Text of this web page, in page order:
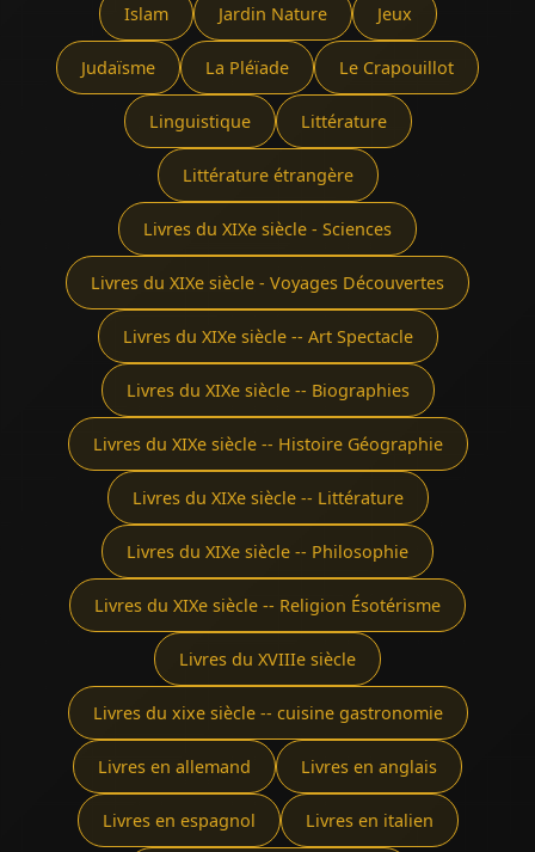
Islam Jardin Nature Jeux
Judaïsme La Pléïade Le Crapouillot
Linguistique Littérature
Littérature étrangère
Livres du XIXe siècle - Sciences
Livres du XIXe siècle - Voyages Découvertes
Livres du XIXe siècle -- Art Spectacle
Livres du XIXe siècle -- Biographies
Livres du XIXe siècle -- Histoire Géographie
Livres du XIXe siècle -- Littérature
Livres du XIXe siècle -- Philosophie
Livres du XIXe siècle -- Religion Ésotérisme
Livres du XVIIIe siècle
Livres du xixe siècle -- cuisine gastronomie
Livres en allemand Livres en anglais
Livres en espagnol Livres en italien